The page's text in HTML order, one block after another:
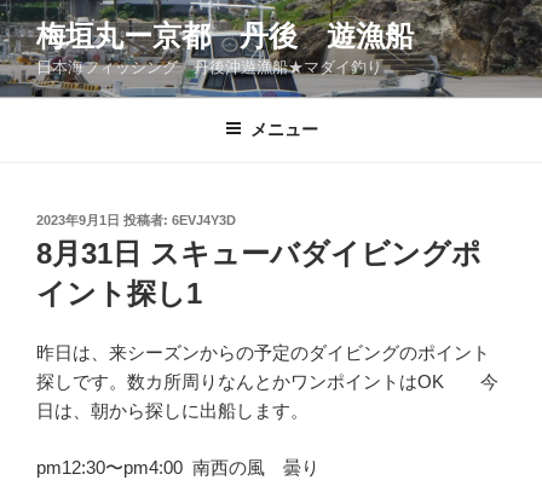
コ
ン
テ
ン
梅垣丸ー京都 丹後 遊漁船
日本海フィッシング 丹後沖遊漁船★マダイ釣り
メニュー
投
稿
日:
2023年9月1日 投稿者: 6EVJ4Y3D
8月31日 スキューバダイビングポ
イント探し1
昨日は、来シーズンからの予定のダイビングのポイント
探しです。数カ所周りなんとかワンポイントはOK 今
日は、朝から探しに出船します。
pm12:30〜pm4:00 南西の風 曇り